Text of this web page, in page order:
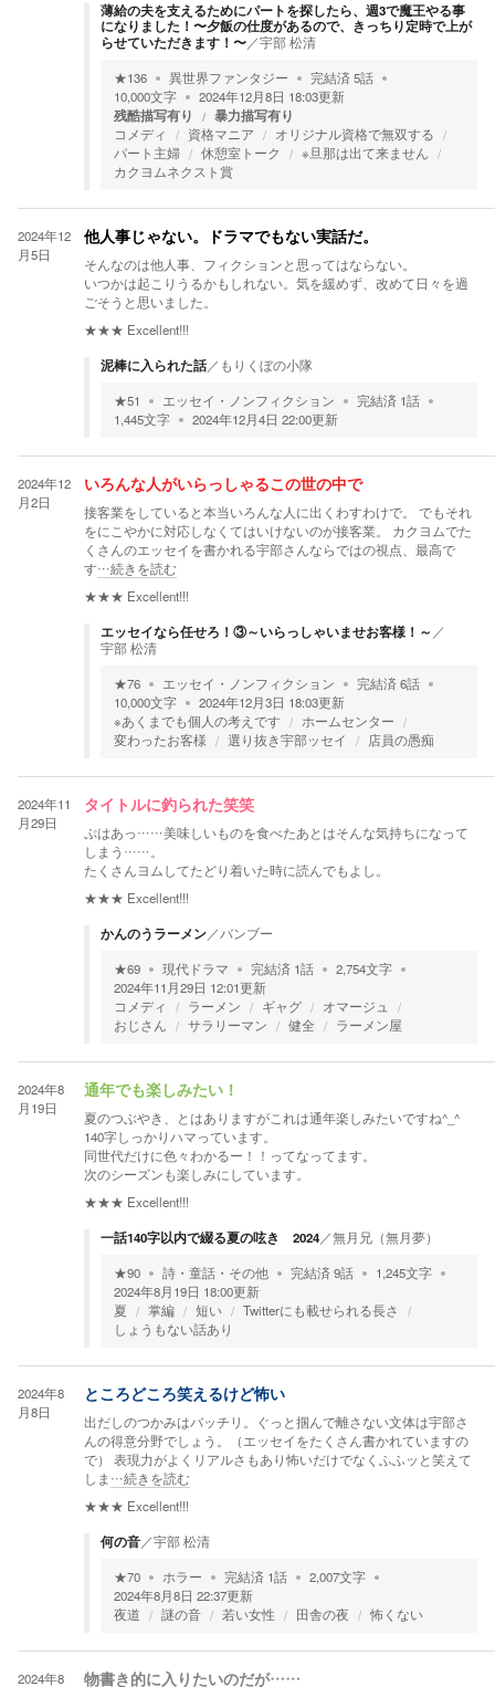
薄給の夫を支えるためにパートを探したら、週3で魔王やる事
になりました！〜夕飯の仕度があるので、きっちり定時で上が
らせていただきます！〜／宇部 松清
★136 異世界ファンタジー 完結済5話
10,000文字 2024年12月8日 18:03更新
残酷描写有り 暴力描写有り
コメディ 資格マニア
オリジナル資格で無双する
パート主婦
休憩室トーク
※旦那は出て来ません
カクヨムネクスト賞
2024年12
月5日
他人事じゃない。ドラマでもない実話だ。
そんなのは他人事、フィクションと思ってはならない。
いつかは起こりうるかもしれない。気を緩めず、改めて日々を過
ごそうと思いました。
★★★ Excellent!!!
泥棒に入られた話／ もりくぼの小隊
★51 エッセイ・ノンフィクション 完結済 1話
1,445文字 2024年12月4日 22:00更新
2024年12
月2日
いろんな人がいらっしゃるこの世の中で
接客業をしていると本当いろんな人に出くわすわけで。 でもそれ
をにこやかに対応しなくてはいけないのが接客業。 カクヨムでた
くさんのエッセイを書かれる宇部さんならではの視点、最高で
す…続きを読む
★★★ Excellent!!!
エッセイなら任せろ！③～いらっしゃいませお客様！～ ／
宇部 松清
★76 エッセイ・ノンフィクション 完結済6話
10,000文字 2024年12月3日 18:03更新
※あくまでも個人の考えです
ホームセンター
変わったお客様
選り抜き宇部ッセイ 店員の愚痴
2024年11
月29日
タイトルに釣られた笑笑
ぷはあっ……美味しいものを食べたあとはそんな気持ちになって
しまう……。
たくさんヨムしてたどり着いた時に読んでもよし。
★★★ Excellent!!!
かんのうラーメン／バンブー
★69 現代ドラマ 完結済 1話 2,754文字
2024年11月29日 12:01更新
コメディ
ラーメン ギャグ
オマージュ
おじさん
サラリーマン 健全 ラーメン屋
2024年8
月19日
通年でも楽しみたい！
夏のつぶやき、とはありますがこれは通年楽しみたいですね^_^
140字しっかりハマっています。
同世代だけに色々わかるー！！ってなってます。
次のシーズンも楽しみにしています。
★★★ Excellent!!!
一話140字以内で綴る夏の呟き 2024／無月兄（無月夢）
★90 詩・童話・その他 完結済9話 1,245文字
2024年8月19日 18:00更新
夏
掌編 短い
Twitterにも載せられる長さ
しょうもない話あり
2024年8
月8日
ところどころ笑えるけど怖い
出だしのつかみはバッチリ。ぐっと掴んで離さない文体は宇部さ
んの得意分野でしょう。（エッセイをたくさん書かれていますの
で） 表現力がよくリアルさもあり怖いだけでなくふふッと笑えて
しま …続きを読む
★★★ Excellent!!!
何の音／宇部 松清
★70 ホラー 完結済 1話 2,007文字
2024年8月8日 22:37更新
夜道
謎の音 若い女性 田舎の夜 怖くない
2024年8 物書き的に入りたいのだが……